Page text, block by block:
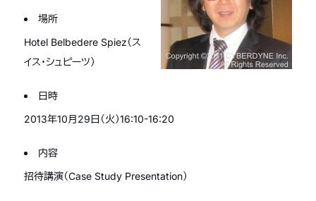
場所
Hotel Belbedere Spiez（ス
イス・シュピーツ）
日時
2013年10月29日（火）16:10-16:20
内容
招待講演（Case Study Presentation）